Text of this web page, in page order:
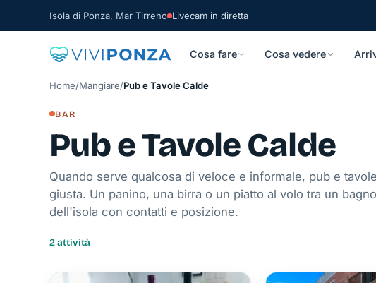
Isola di Ponza, Mar Tirreno Livecam in diretta
Cosa fare Cosa vedere
Home/Mangiare/Pub e Tavole Calde
BAR
Pub e Tavole Calde
Quando serve qualcosa di veloce e informale, pub e
giusta. Un panino, una birra o un piatto al volo tra un
dell'isola con contatti e posizione.
2 attività